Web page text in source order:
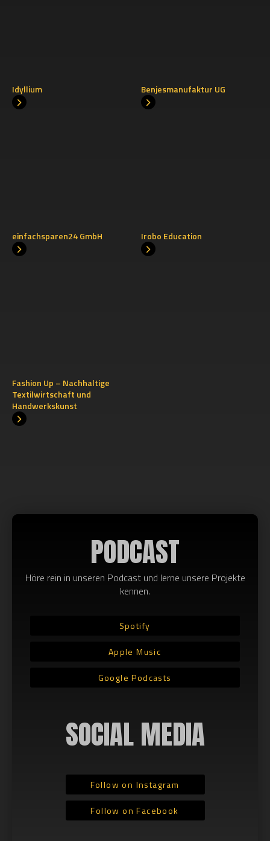
Idyllium Benjesmanufaktur UG
einfachsparen24 GmbH Irobo Education
Fashion Up – Nachhaltige
Textilwirtschaft und
Handwerkskunst
PODCAST
Höre rein in unseren Podcast und lerne unsere Projekte
kennen.
Spotify
Apple Music
Google Podcasts
SOCIAL MEDIA
Follow on Instagram
Follow on Facebook